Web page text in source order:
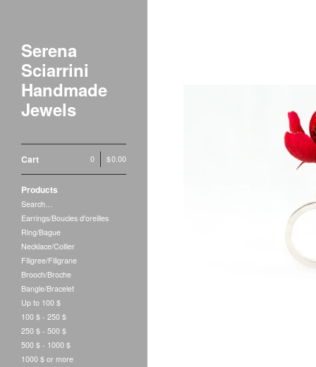
Serena
Sciarrini
Handmade
Jewels
Cart 0 $0.00
Products
Search…
Earrings/Boucles d'oreilles
Ring/Bague
Necklace/Collier
Filigree/Filigrane
Brooch/Broche
Bangle/Bracelet
Up to 100 $
100 $ - 250 $
250 $ - 500 $
500 $ - 1000 $
1000 $ or more